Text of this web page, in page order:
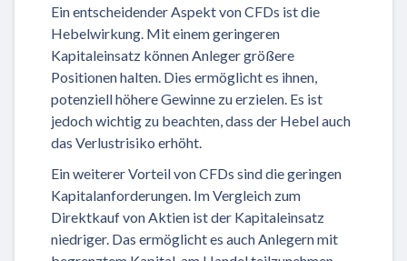
Ein entscheidender Aspekt von CFDs ist die
Hebelwirkung. Mit einem geringeren
Kapitaleinsatz können Anleger größere
Positionen halten. Dies ermöglicht es ihnen,
potenziell höhere Gewinne zu erzielen. Es ist
jedoch wichtig zu beachten, dass der Hebel auch
das Verlustrisiko erhöht.
Ein weiterer Vorteil von CFDs sind die geringen
Kapitalanforderungen. Im Vergleich zum
Direktkauf von Aktien ist der Kapitaleinsatz
niedriger. Das ermöglicht es auch Anlegern mit